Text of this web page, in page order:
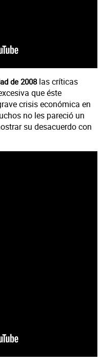
de 2008las críticas
que éste
crisis económica en
no les pareció un
su desacuerdo con